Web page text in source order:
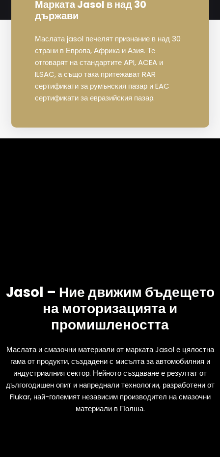
Марката Jasol в над 30
държави
Маслата jasol печелят признание в над 30
страни в Европа, Африка и Азия. Те
отговарят на стандартите API, ACEA и
ILSAC, а също така притежават RAR
сертификати за румънския пазар и EAC
сертификати за евразийския пазар.
Jasol – Ние движим бъдещето
на моторизацията и
промишлеността
Маслата и смазочни материали от марката Jasol е цялостна
гама от продукти, създадени с мисълта за автомобилния и
индустриалния сектор. Нейното създаване е резултат от
дългогодишен опит и напреднали технологии, разработени от
Flukar, най-големият независим производител на смазочни
материали в Полша.